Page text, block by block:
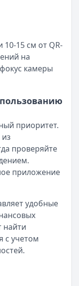
15 см от QR-
на
камеры
приоритет.
проверяйте
приложение
удобные
найти
с учетом